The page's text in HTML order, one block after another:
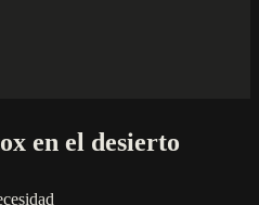
en el desierto